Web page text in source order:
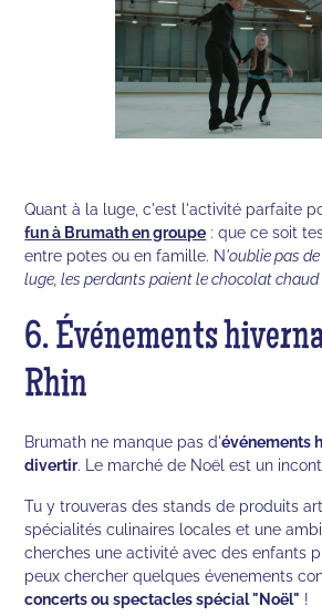
Quant à la luge, c'est l'activité parfaite
fun à Brumath en groupe : que ce soit
entre potes ou en famille. N'oublie pas
luge, les perdants paient le chocolat chaud
6. Événements
Rhin
Brumath ne manque pas d'événements
divertir. Le marché de Noël est un
Tu y trouveras des stands de produits
spécialités culinaires locales et une
cherches une activité avec des enfants
peux chercher quelques évenements
concerts ou spectacles spécial "Noël" !